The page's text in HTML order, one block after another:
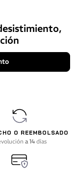
O REEMBOLSADO
a 14 días